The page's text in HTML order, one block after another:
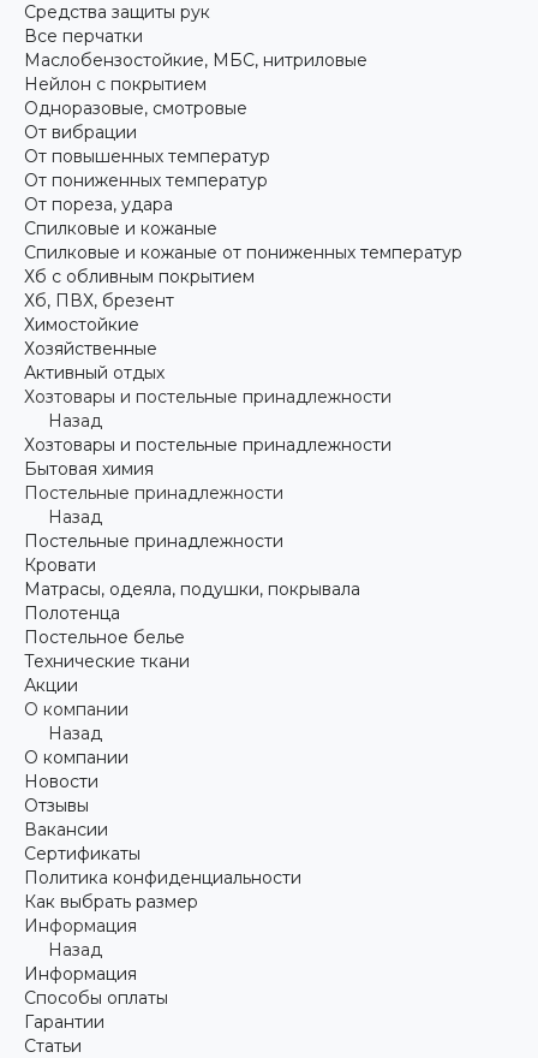
Средства защиты рук
Все перчатки
Маслобензостойкие, МБС, нитриловые
Нейлон с покрытием
Одноразовые, смотровые
От вибрации
От повышенных температур
От пониженных температур
От пореза, удара
Спилковые и кожаные
Спилковые и кожаные от пониженных температур
Хб с обливным покрытием
Хб, ПВХ, брезент
Химостойкие
Хозяйственные
Активный отдых
Хозтовары и постельные принадлежности
Назад
Хозтовары и постельные принадлежности
Бытовая химия
Постельные принадлежности
Назад
Постельные принадлежности
Кровати
Матрасы, одеяла, подушки, покрывала
Полотенца
Постельное белье
Технические ткани
Акции
О компании
Назад
О компании
Новости
Отзывы
Вакансии
Сертификаты
Политика конфиденциальности
Как выбрать размер
Информация
Назад
Информация
Способы оплаты
Гарантии
Статьи